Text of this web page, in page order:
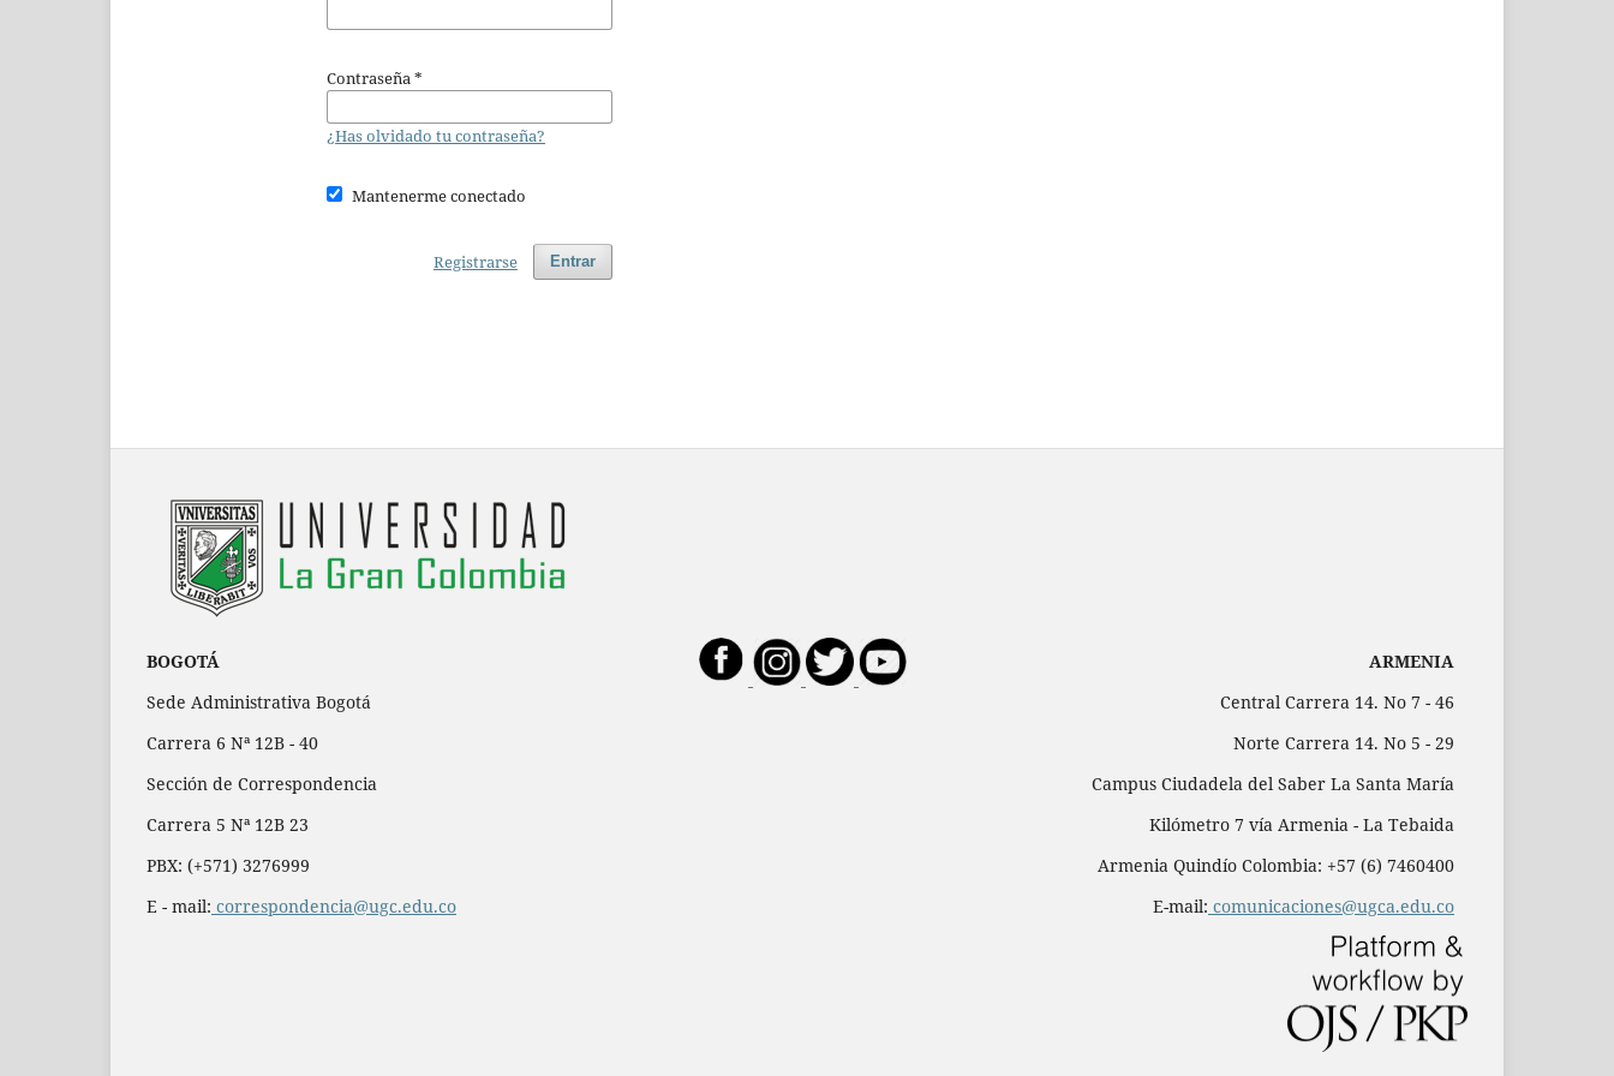
Contraseña*
¿Has olvidado tu contraseña?
Mantenerme conectado
Entrar
Registrarse
BOGOTÁ
Sede Administrativa Bogotá
Carrera 6 Nª 12B - 40
Sección de Correspondencia
Carrera 5 Nª 12B 23
PBX: (+571) 3276999
E - mail: correspondencia@ugc.edu.co
ARMENIA
Central Carrera 14. No 7 - 46
Norte Carrera 14. No 5 - 29
Campus Ciudadela del Saber La Santa María
Kilómetro 7 vía Armenia - La Tebaida
Armenia Quindío Colombia: +57 (6) 7460400
E-mail: comunicaciones@ugca.edu.co